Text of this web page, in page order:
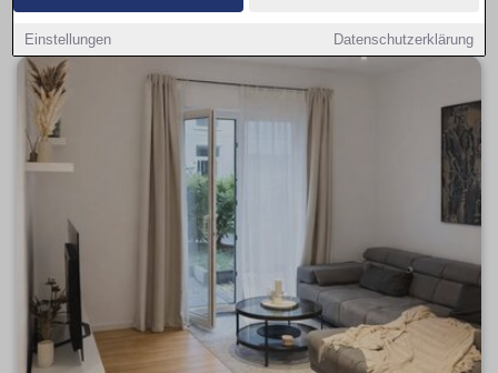
Einstellungen Datenschutzerklärung